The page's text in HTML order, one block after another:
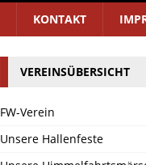
KONTAKT
VEREINSÜBERSICHT
FW-Verein
Unsere Hallenfeste